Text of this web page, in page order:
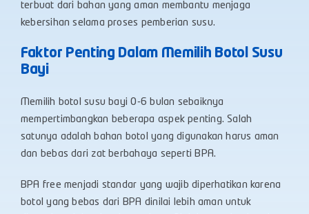
terbuat dari bahan yang aman membantu menjaga
kebersihan selama proses pemberian susu.
Faktor Penting Dalam Memilih Botol Susu
Bayi
Memilih botol susu bayi 0-6 bulan sebaiknya
mempertimbangkan beberapa aspek penting. Salah
satunya adalah bahan botol yang digunakan harus aman
dan bebas dari zat berbahaya seperti BPA.
BPA free menjadi standar yang wajib diperhatikan karena
botol yang bebas dari BPA dinilai lebih aman untuk